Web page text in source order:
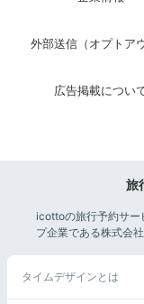
外部送信（オプトア
広告掲載につい
旅
icottoの旅行予約サー
プ企業である株式会
タイムデザインとは